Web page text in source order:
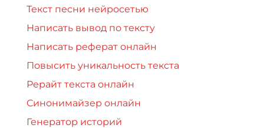
Текст песни нейросетью
Написать вывод по тексту
Написать реферат онлайн
Повысить уникальность текста
Рерайт текста онлайн
Синонимайзер онлайн
Генератор историй